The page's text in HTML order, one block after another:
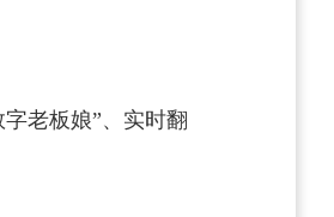
老板娘”、实时翻